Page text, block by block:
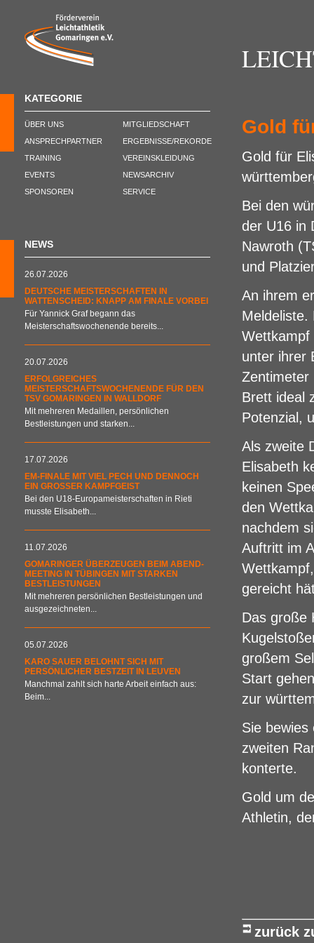
KATEGORIE
ÜBER UNS
ANSPRECHPARTNER
TRAINING
EVENTS
SPONSOREN
MITGLIEDSCHAFT
ERGEBNISSE/REKORDE
VEREINSKLEIDUNG
NEWSARCHIV
SERVICE
NEWS
26.07.2026
DEUTSCHE MEISTERSCHAFTEN IN
WATTENSCHEID: KNAPP AM FINALE VORBEI
Für Yannick Graf begann das
Meisterschaftswochenende bereits...
20.07.2026
ERFOLGREICHES
MEISTERSCHAFTSWOCHENENDE FÜR DEN
TSV GOMARINGEN IN WALLDORF
Mit mehreren Medaillen, persönlichen
Bestleistungen und starken...
17.07.2026
EM-FINALE MIT VIEL PECH UND DENNOCH
EIN GROSSER KAMPFGEIST
Bei den U18-Europameisterschaften in Rieti
musste Elisabeth...
11.07.2026
GOMARINGER ÜBERZEUGEN BEIM ABEND-
MEETING IN TÜBINGEN MIT STARKEN
BESTLEISTUNGEN
Mit mehreren persönlichen Bestleistungen und
ausgezeichneten...
05.07.2026
KARO SAUER BELOHNT SICH MIT
PERSÖNLICHER BESTZEIT IN LEUVEN
Manchmal zahlt sich harte Arbeit einfach aus:
Beim...
Gold
Gold für
Bei den
der U16 in
Nawroth
und
An ihrem
Meldeliste.
Wettkampf
unter ihrer
Zentimeter
Brett ideal
Potenzial,
Als zweite
Elisabeth
keinen
den
nachdem
Auftritt im
gereicht
Das große
großem
Start
zur
Sie bewies
zweiten
konterte.
Gold um
Athletin,
zurück